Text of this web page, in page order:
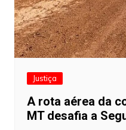
Justiça
A rota aérea da
MT desafia a